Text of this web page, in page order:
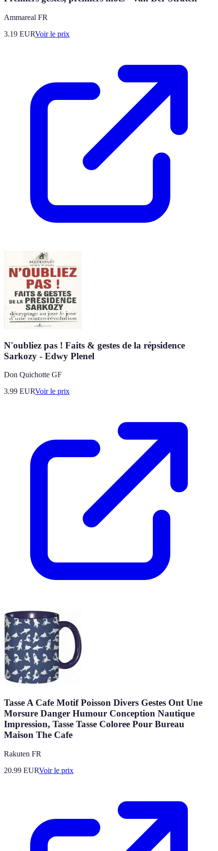
Ammareal FR
3.19 EURVoir le prix
N'oubliez pas ! Faits & gestes de la répsidence
Sarkozy - Edwy Plenel
Don Quichotte GF
3.99 EURVoir le prix
Tasse A Cafe Motif Poisson Divers Gestes Ont Une
Morsure Danger Humour Conception Nautique
Impression, Tasse Tasse Coloree Pour Bureau
Maison The Cafe
Rakuten FR
20.99 EURVoir le prix